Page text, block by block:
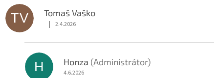
TV Tomaš Vaško
Hodnocení obchodu je 5 z 5 hvězdiček.
| 2.4.2026
H Honza (Administrátor)
4.6.2026